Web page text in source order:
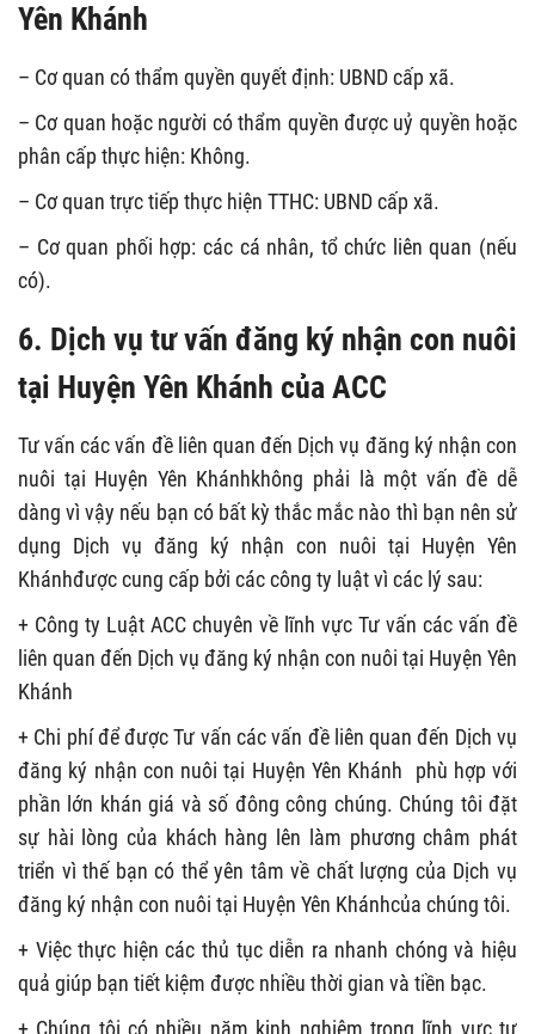
Yên Khánh
– Cơ quan có thẩm quyền quyết định: UBND cấp xã.
– Cơ quan hoặc người có thẩm quyền được uỷ quyền hoặc
phân cấp thực hiện: Không.
– Cơ quan trực tiếp thực hiện TTHC: UBND cấp xã.
– Cơ quan phối hợp: các cá nhân, tổ chức liên quan (nếu
có).
6. Dịch vụ tư vấn đăng ký nhận con nuôi
tại Huyện Yên Khánh của ACC
Tư vấn các vấn đề liên quan đến Dịch vụ đăng ký nhận con
nuôi tại Huyện Yên Khánhkhông phải là một vấn đề dễ
dàng vì vậy nếu bạn có bất kỳ thắc mắc nào thì bạn nên sử
dụng Dịch vụ đăng ký nhận con nuôi tại Huyện Yên
Khánhđược cung cấp bởi các công ty luật vì các lý sau:
+ Công ty Luật ACC chuyên về lĩnh vực Tư vấn các vấn đề
liên quan đến Dịch vụ đăng ký nhận con nuôi tại Huyện Yên
Khánh
+ Chi phí để được Tư vấn các vấn đề liên quan đến Dịch vụ
đăng ký nhận con nuôi tại Huyện Yên Khánh phù hợp với
phần lớn khán giá và số đông công chúng. Chúng tôi đặt
sự hài lòng của khách hàng lên làm phương châm phát
triển vì thế bạn có thể yên tâm về chất lượng của Dịch vụ
đăng ký nhận con nuôi tại Huyện Yên Khánhcủa chúng tôi.
+ Việc thực hiện các thủ tục diễn ra nhanh chóng và hiệu
quả giúp bạn tiết kiệm được nhiều thời gian và tiền bạc.
+ Chúng tôi có nhiều năm kinh nghiệm trong lĩnh vực tư